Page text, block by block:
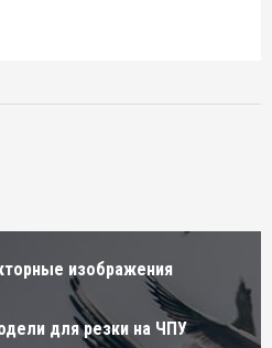
изображения
для резки на ЧПУ